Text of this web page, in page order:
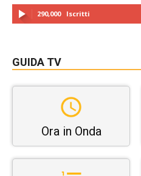
290,000 Iscritti
GUIDA TV
Ora in Onda